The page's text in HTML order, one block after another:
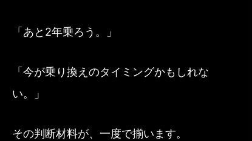
「あと2年乗ろう。」
「今が乗り換えのタイミングかもしれな
い。」
その判断材料が、一度で揃います。